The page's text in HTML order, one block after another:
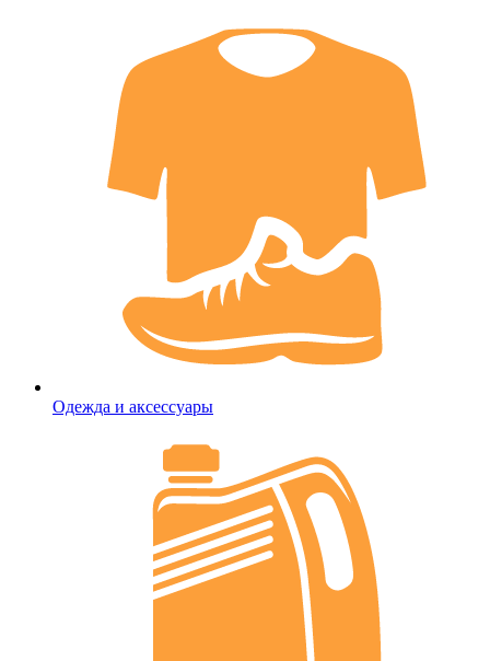
Одежда и аксессуары